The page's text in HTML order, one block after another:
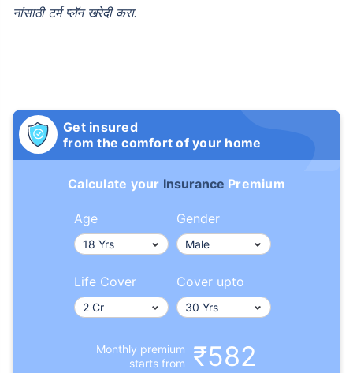
नांसाठी टर्म प्लॅन खरेदी करा.
Get insured
from the comfort of your home
Calculate your Insurance Premium
Age Gender
Life Cover Cover upto
Monthly premium
starts from
₹582